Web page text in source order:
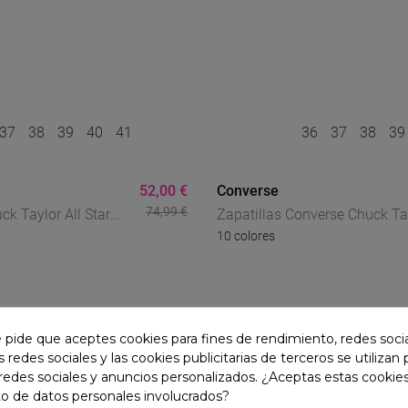
37 38 39 40 41
Taylor All Star
Zapatillas Altas
52,00 €
74,99 €
36 37 38 39
Converse
Zapatillas Converse Chuck
All Star Scarf Bow Para Mujer –
10 colores
-30 %
que aceptes cookies para fines de rendimiento, redes
redes sociales y las cookies publicitarias de terceros se utilizan
sociales y anuncios personalizados. ¿Aceptas estas
de datos personales involucrados?